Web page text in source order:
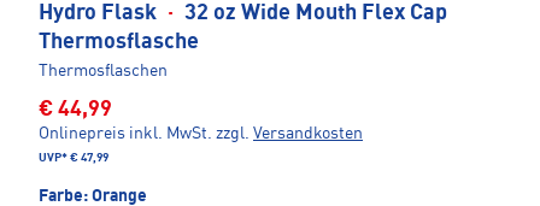
Hydro Flask · 32 oz Wide Mouth Flex Cap
Thermosflasche
Thermosflaschen
€ 44,99
Onlinepreis inkl. MwSt. zzgl. Versandkosten
UVP* € 47,99
Farbe: Orange